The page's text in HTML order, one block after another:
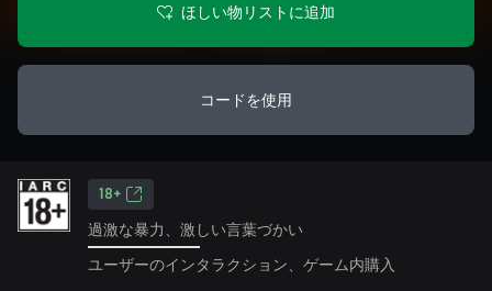
ほしい物リストに追加
コードを使用
18+
過激な暴力、激しい言葉づかい
ユーザーのインタラクション、ゲーム内購入